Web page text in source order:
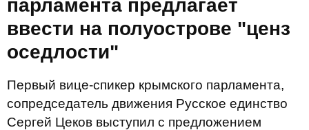
парламента предлагает
ввести на полуострове "ценз
оседлости"
Первый вице-спикер крымского парламента,
сопредседатель движения Русское единство
Сергей Цеков выступил с предложением